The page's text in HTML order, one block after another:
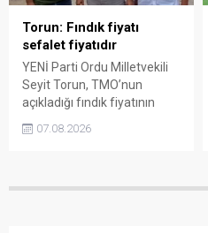
Giresun milletvekillerini açık
ve net bir cevap vermeye
çağırdı.
Torun: Fındık fiyatı
sefalet fiyatıdır
YENİ Parti Ordu Milletvekili
Seyit Torun, TMO’nun
açıkladığı fındık fiyatının
karşılamadığını söyledi.
“Üreticinin alın terini yabancı
07.08.2026